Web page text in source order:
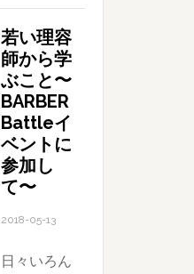
若い理容
師から学
ぶこと〜
BARBER
Battleイ
ベントに
参加し
て〜
2018-05-13
日々いろん